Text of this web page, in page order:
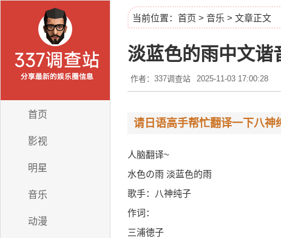
首页
影视
明星
音乐
动漫
当前位置： 首页 > 音乐 > 文章正文
淡蓝色的雨中文谐
作者：337调查站 2025-11-03 17:00:28
请日语高手帮忙翻译一下八神
人脑翻译~
水色の雨 淡蓝色的雨
歌手：八神纯子
作词：
三浦徳子